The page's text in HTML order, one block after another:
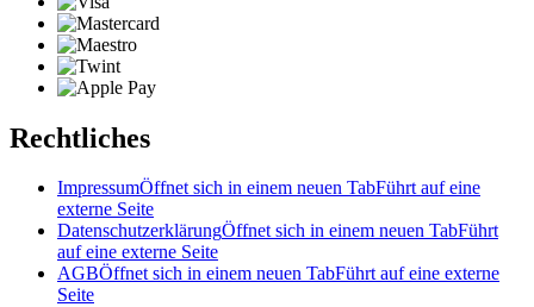
Rechtliches
ImpressumÖffnet sich in einem neuen TabFührt auf eine
externe Seite
DatenschutzerklärungÖffnet sich in einem neuen TabFührt
auf eine externe Seite
AGBÖffnet sich in einem neuen TabFührt auf eine externe
Seite